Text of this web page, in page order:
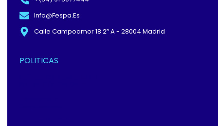
Info@fespa.es
Calle Campoamor 18 2º A - 28004 Madrid
POLITICAS